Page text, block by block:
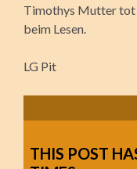
Timothys Mutter tot
beim Lesen.
LG Pit
THIS POST